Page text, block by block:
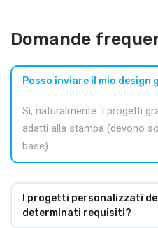
Domande
Posso inviare il mio design
Sì, naturalmente. I progetti
adatti alla stampa (devono
base).
I progetti personalizzati
determinati requisiti?